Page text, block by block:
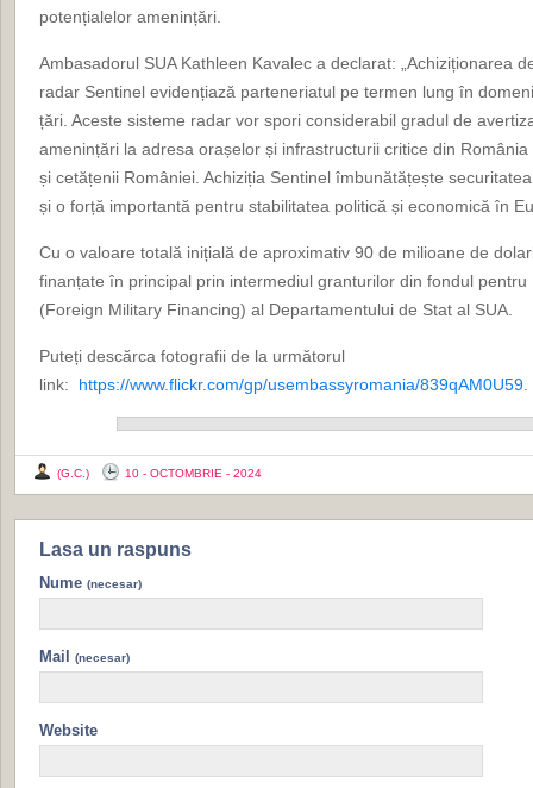
potențialelor amenințări.
Ambasadorul SUA Kathleen Kavalec a declarat: „Achiziționarea
radar Sentinel evidențiază parteneriatul pe termen lung în
țări. Aceste sisteme radar vor spori considerabil gradul de
amenințări la adresa orașelor și infrastructurii critice din
și cetățenii României. Achiziția Sentinel îmbunătățește
și o forță importantă pentru stabilitatea politică și economică în
Cu o valoare totală inițială de aproximativ 90 de milioane de
finanțate în principal prin intermediul granturilor din fondul
(Foreign Military Financing) al Departamentului de Stat al SUA.
Puteți descărca fotografii de la următorul
link: https://www.flickr.com/gp/usembassyromania/839qAM0U59
(G.C.) 10 - OCTOMBRIE - 2024
Lasa un raspuns
Nume (necesar)
Mail (necesar)
Website